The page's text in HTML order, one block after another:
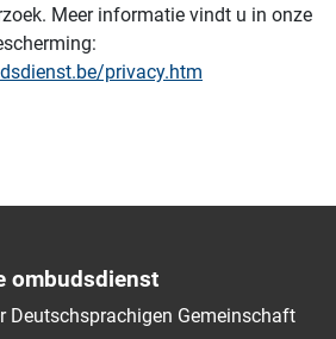
Meer informatie vindt u in onze
privacy.htm
ombudsdienst
Deutschsprachigen Gemeinschaft